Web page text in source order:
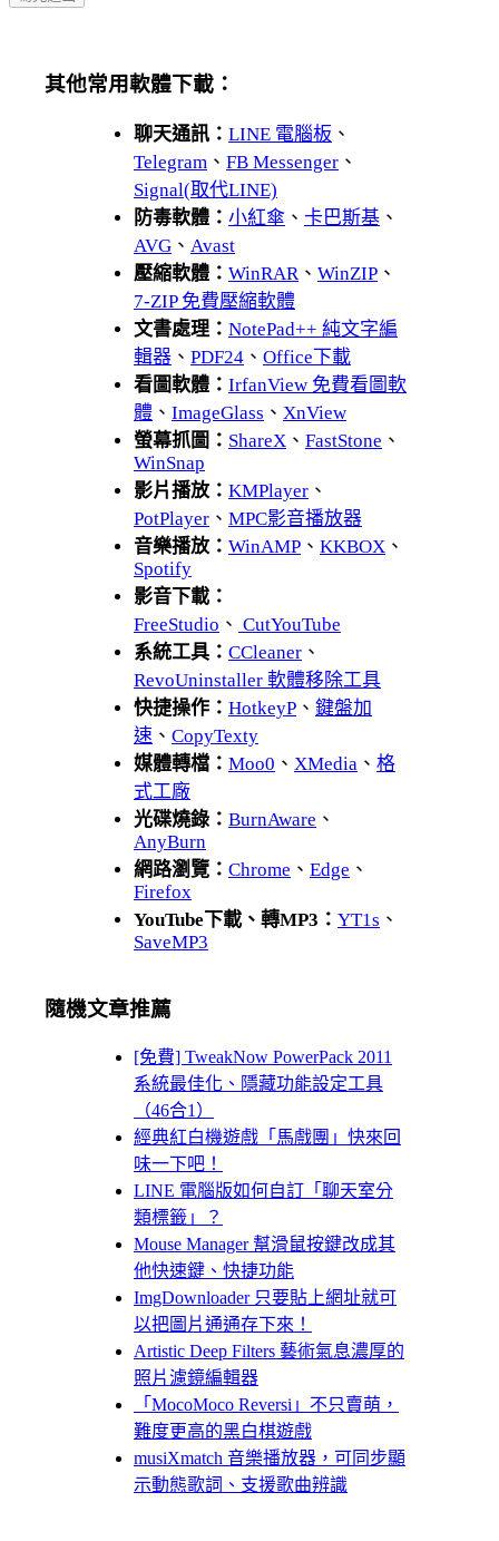
其他常用軟體下載：
聊天通訊： LINE 電腦板 、
Telegram 、 FB Messenger 、
Signal(取代LINE)
防毒軟體： 小紅傘 、 卡巴斯基 、
AVG 、 Avast
壓縮軟體： WinRAR、 WinZIP 、
7-ZIP 免費壓縮軟體
文書處理： NotePad++ 純文字編
輯器 、 PDF24 、 Office下載
看圖軟體： IrfanView 免費看圖軟
體 、 ImageGlass 、 XnView
螢幕抓圖： ShareX 、 FastStone 、
WinSnap
影片播放： KMPlayer 、
PotPlayer 、 MPC影音播放器
音樂播放： WinAMP 、 KKBOX 、
Spotify
影音下載：
FreeStudio 、 CutYouTube
系統工具： CCleaner 、
RevoUninstaller 軟體移除工具
快捷操作： HotkeyP 、 鍵盤加
速 、 CopyTexty
媒體轉檔： Moo0 、 XMedia 、 格
式工廠
光碟燒錄： BurnAware 、
AnyBurn
網路瀏覽： Chrome 、 Edge 、
Firefox
YouTube下載、轉MP3： YT1s 、
SaveMP3
隨機文章推薦
[免費] TweakNow PowerPack 2011
系統最佳化、隱藏功能設定工具
（46合1）
經典紅白機遊戲「馬戲團」快來回
味一下吧！
LINE 電腦版如何自訂「聊天室分
類標籤」？
Mouse Manager 幫滑鼠按鍵改成其
他快速鍵、快捷功能
ImgDownloader 只要貼上網址就可
以把圖片通通存下來！
Artistic Deep Filters 藝術氣息濃厚的
照片濾鏡編輯器
「MocoMoco Reversi」不只賣萌，
難度更高的黑白棋遊戲
musiXmatch 音樂播放器，可同步顯
示動態歌詞、支援歌曲辨識